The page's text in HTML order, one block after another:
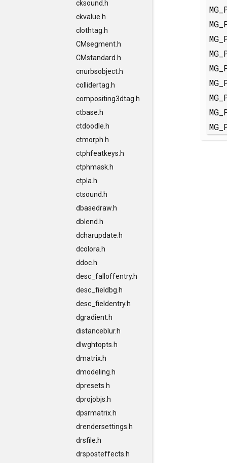
cksound.h
ckvalue.h
clothtag.h
CMsegment.h
CMstandard.h
cnurbsobject.h
collidertag.h
compositing3dtag.h
ctbase.h
ctdoodle.h
ctmorph.h
ctphfeatkeys.h
ctphmask.h
ctpla.h
ctsound.h
dbasedraw.h
dblend.h
dcharupdate.h
dcolora.h
ddoc.h
desc_falloffentry.h
desc_fieldbg.h
desc_fieldentry.h
dgradient.h
distanceblur.h
dlwghtopts.h
dmatrix.h
dmodeling.h
dpresets.h
dprojobjs.h
dpsrmatrix.h
drendersettings.h
drsfile.h
drsposteffects.h